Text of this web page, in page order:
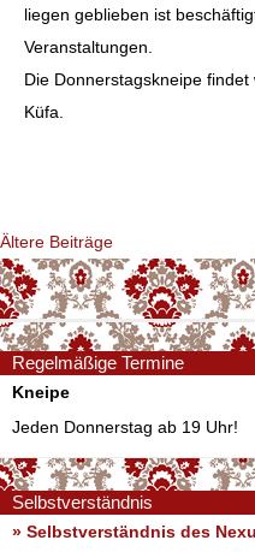
liegen geblieben ist
Veranstaltungen.
Die Donnerstagskneipe
Küfa.
Beitragsnavigation
Ältere Beiträge
Regelmäßige Termine
Kneipe
Jeden Donnerstag ab 19 Uhr!
Selbstverständnis
» Selbstverständnis des